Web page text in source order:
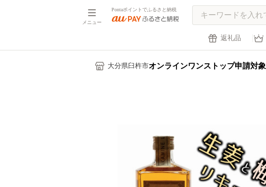
メニュー
Pontaポイントでふるさと納税
返礼品
大分県臼杵市オンラインワンストップ申請対象